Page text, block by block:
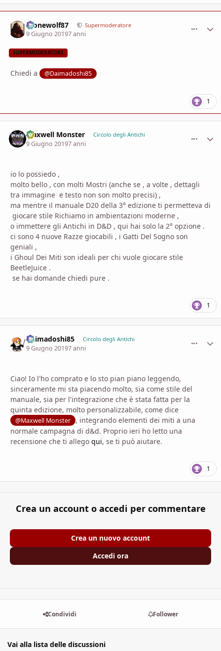
Alonewolf87 Supermoderatore
9 Giugno 20197 anni
SUPERMODERATORE
Chiedi a @Daimadoshi85
1
Maxwell Monster Circolo degli Antichi
9 Giugno 20197 anni
io lo possiedo ,
molto bello , con molti Mostri (anche se , a volte , dettagli
tra immagine e testo non son molto precisi) ,
ma mentre il manuale D20 della 3° edizione ti permetteva di
giocare stile Richiamo in ambientazioni moderne ,
o immettere gli Antichi in D&D , qui hai solo la 2° opzione .
ci sono 4 nuove Razze giocabili , i Gatti Del Sogno son
geniali ,
i Ghoul Dei Miti son ideali per chi vuole giocare stile
BeetleJuice .
se hai domande chiedi pure .
1
Daimadoshi85 Circolo degli Antichi
9 Giugno 20197 anni
Ciao! Io l'ho comprato e lo sto pian piano leggendo,
sinceramente mi sta piacendo molto, sia come stile del
manuale, sia per l'integrazione che è stata fatta per la
quinta edizione, molto personalizzabile, come dice
@Maxwell Monster
, integrando elementi dei miti a una
normale campagna di d&d. Proprio ieri ho letto una
recensione che ti allego qui, se ti può aiutare.
1
Crea un account o accedi per commentare
Crea un nuovo account
Accedi ora
Condividi Follower
Vai alla lista delle discussioni